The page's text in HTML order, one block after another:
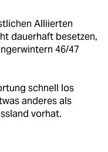
Alliierten
dauerhaft besetzen,
46/47
schnell los
anderes als
vorhat.